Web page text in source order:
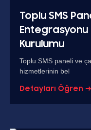
Toplu SMS
Entegrasyonu
Kurulumu
Toplu SMS paneli ve
hizmetlerinin bel
Detayları Öğren →